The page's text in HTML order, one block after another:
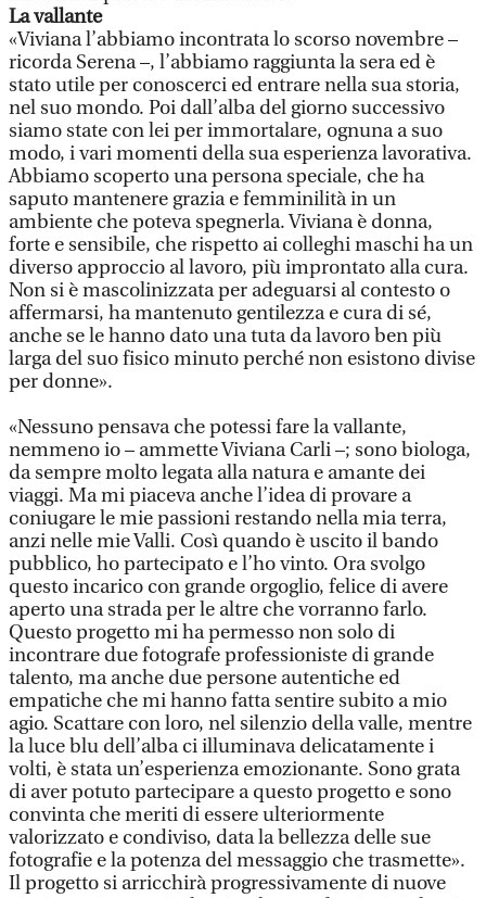
La vallante
«Viviana l’abbiamo incontrata lo scorso novembre –
ricorda Serena –, l’abbiamo raggiunta la sera ed è
stato utile per conoscerci ed entrare nella sua storia,
nel suo mondo. Poi dall’alba del giorno successivo
siamo state con lei per immortalare, ognuna a suo
modo, i vari momenti della sua esperienza lavorativa.
Abbiamo scoperto una persona speciale, che ha
saputo mantenere grazia e femminilità in un
ambiente che poteva spegnerla. Viviana è donna,
forte e sensibile, che rispetto ai colleghi maschi ha un
diverso approccio al lavoro, più improntato alla cura.
Non si è mascolinizzata per adeguarsi al contesto o
affermarsi, ha mantenuto gentilezza e cura di sé,
anche se le hanno dato una tuta da lavoro ben più
larga del suo fisico minuto perché non esistono divise
per donne».
«Nessuno pensava che potessi fare la vallante,
nemmeno io – ammette Viviana Carli –; sono biologa,
da sempre molto legata alla natura e amante dei
viaggi. Ma mi piaceva anche l’idea di provare a
coniugare le mie passioni restando nella mia terra,
anzi nelle mie Valli. Così quando è uscito il bando
pubblico, ho partecipato e l’ho vinto. Ora svolgo
questo incarico con grande orgoglio, felice di avere
aperto una strada per le altre che vorranno farlo.
Questo progetto mi ha permesso non solo di
incontrare due fotografe professioniste di grande
talento, ma anche due persone autentiche ed
empatiche che mi hanno fatta sentire subito a mio
agio. Scattare con loro, nel silenzio della valle, mentre
la luce blu dell’alba ci illuminava delicatamente i
volti, è stata un’esperienza emozionante. Sono grata
di aver potuto partecipare a questo progetto e sono
convinta che meriti di essere ulteriormente
valorizzato e condiviso, data la bellezza delle sue
fotografie e la potenza del messaggio che trasmette».
Il progetto si arricchirà progressivamente di nuove